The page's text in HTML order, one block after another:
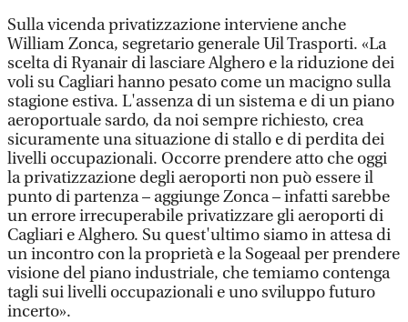
Sulla vicenda privatizzazione interviene anche
William Zonca, segretario generale Uil Trasporti. «La
scelta di Ryanair di lasciare Alghero e la riduzione dei
voli su Cagliari hanno pesato come un macigno sulla
stagione estiva. L'assenza di un sistema e di un piano
aeroportuale sardo, da noi sempre richiesto, crea
sicuramente una situazione di stallo e di perdita dei
livelli occupazionali. Occorre prendere atto che oggi
la privatizzazione degli aeroporti non può essere il
punto di partenza – aggiunge Zonca – infatti sarebbe
un errore irrecuperabile privatizzare gli aeroporti di
Cagliari e Alghero. Su quest'ultimo siamo in attesa di
un incontro con la proprietà e la Sogeaal per prendere
visione del piano industriale, che temiamo contenga
tagli sui livelli occupazionali e uno sviluppo futuro
incerto».